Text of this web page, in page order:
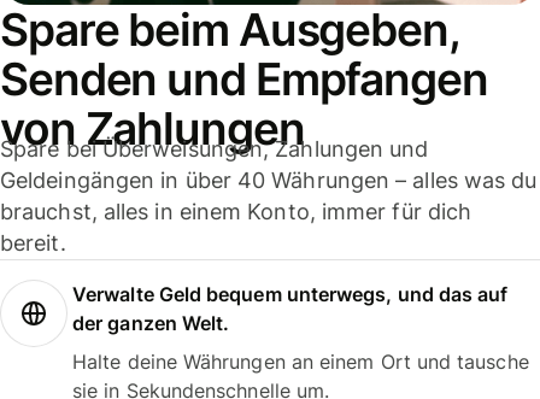
Spare beim Ausgeben,
Senden und Empfangen
von Zahlungen
Spare bei Überweisungen, Zahlungen und
Geldeingängen in über 40 Währungen – alles was du
brauchst, alles in einem Konto, immer für dich
bereit.
Verwalte Geld bequem unterwegs, und das auf
der ganzen Welt.
Halte deine Währungen an einem Ort und tausche
sie in Sekundenschnelle um.